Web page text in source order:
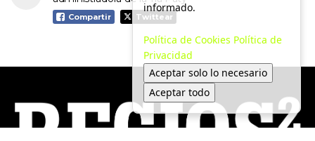
Compartir Twittear
informado.
Política de Cookies Política de
Privacidad
Aceptar solo lo necesario
Aceptar todo